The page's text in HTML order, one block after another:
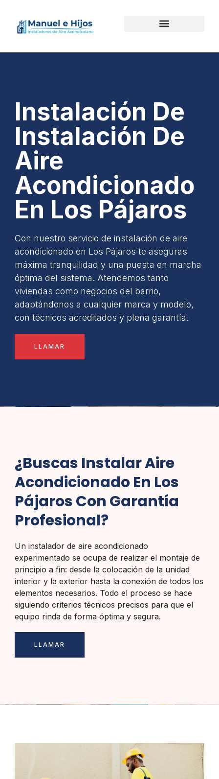
Instalación De
Instalación De
Aire
Acondicionado
En Los Pájaros
Con nuestro servicio de instalación de aire
acondicionado en Los Pájaros te aseguras
máxima tranquilidad y una puesta en marcha
óptima del sistema. Atendemos tanto
viviendas como negocios del barrio,
adaptándonos a cualquier marca y modelo,
con técnicos acreditados y plena garantía.
LLAMAR
¿Buscas Instalar Aire
Acondicionado En Los
Pájaros Con Garantía
Profesional?
Un instalador de aire acondicionado
experimentado se ocupa de realizar el montaje de
principio a fin: desde la colocación de la unidad
interior y la exterior hasta la conexión de todos los
elementos necesarios. Todo el proceso se hace
siguiendo criterios técnicos precisos para que el
equipo rinda de forma óptima y segura.
LLAMAR